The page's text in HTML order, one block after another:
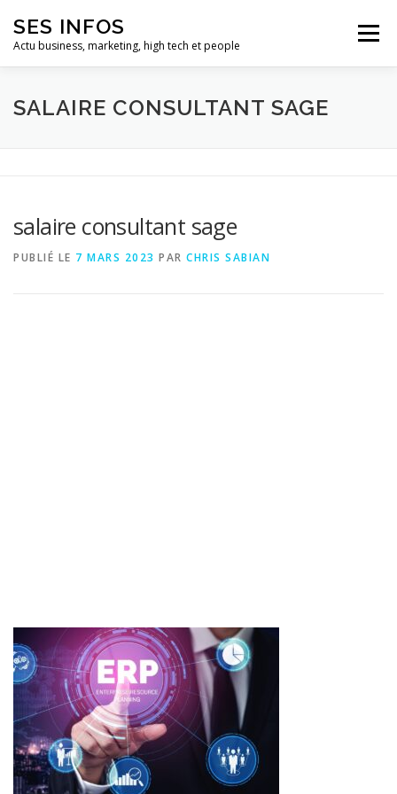
contenu
SES INFOS
Actu business, marketing, high tech et people
Menu
BUSINESS MARKETING
SALAIRE CONSULTANT SAGE
salaire consultant sage
PUBLIÉ LE 7 MARS 2023 PAR CHRIS SABIAN